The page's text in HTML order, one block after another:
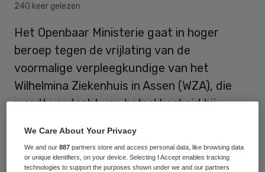
240 keer gelezen
Het Openbaar Ministerie gaat in hoger
beroep tegen de vrijlating van de
voormalige verpleegkundige van het
Wilhelmina Ziekenhuis in Assen (WZA), die
wordt verdacht van betrokkenheid bij
De raadkamer van de rechtbank in Assen
We Care About Your Privacy
We and our887 partners store and access personal data, like browsing data
or unique identifiers, on your device. Selecting I Accept enables tracking
technologies to support the purposes shown under we and our partners